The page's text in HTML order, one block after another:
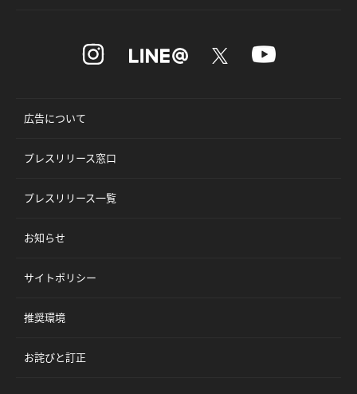
広告について
プレスリリース窓口
プレスリリース一覧
お知らせ
サイトポリシー
推奨環境
お詫びと訂正